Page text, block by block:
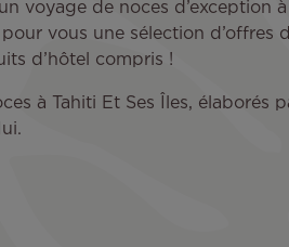
voyage de noces d’exception à
vous une sélection d’offres
d’hôtel compris !
à Tahiti Et Ses Îles, élaborés